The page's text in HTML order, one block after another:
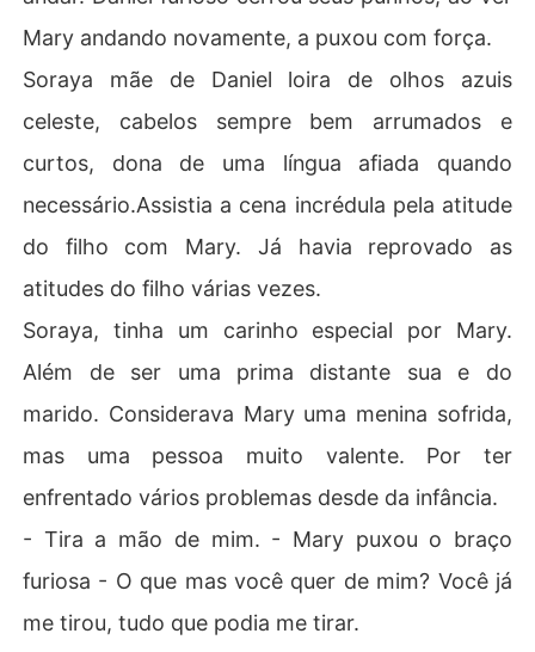
Mary andando novamente, a puxou com força.
Soraya mãe de Daniel loira de olhos azuis
celeste, cabelos sempre bem arrumados e
curtos, dona de uma língua afiada quando
necessário.Assistia a cena incrédula pela atitude
do filho com Mary. Já havia reprovado as
atitudes do filho várias vezes.
Soraya, tinha um carinho especial por Mary.
Além de ser uma prima distante sua e do
marido. Considerava Mary uma menina sofrida,
mas uma pessoa muito valente. Por ter
enfrentado vários problemas desde da infância.
- Tira a mão de mim. - Mary puxou o braço
furiosa - O que mas você quer de mim? Você já
me tirou, tudo que podia me tirar.